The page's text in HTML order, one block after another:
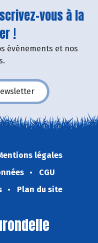
vous à la
!
événements et nos
légales
CGU
Plan du site